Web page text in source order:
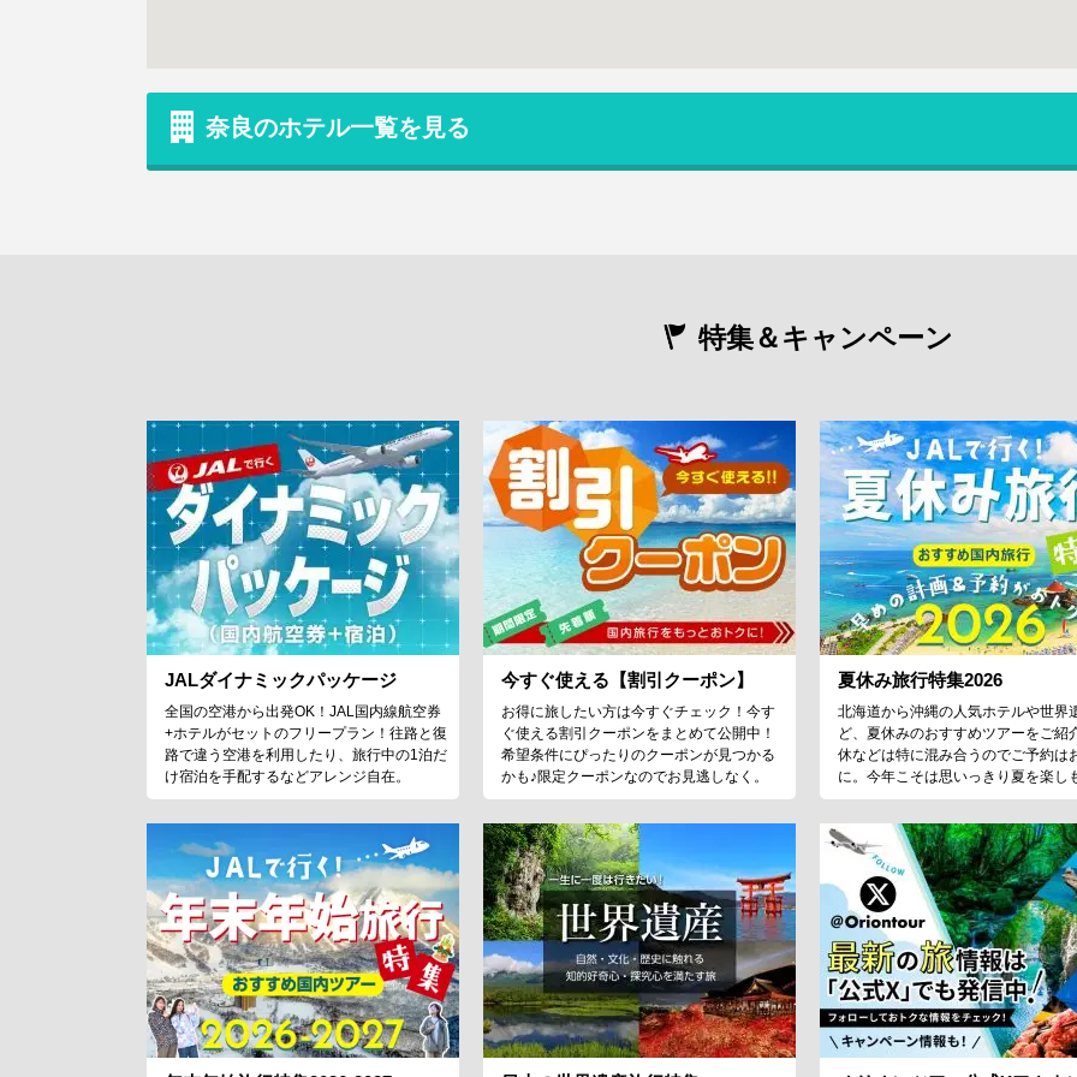
奈良のホテル一覧を見る
特集＆キャンペーン
JALダイナミックパッケージ
全国の空港から出発OK！JAL国内線航空券
+ホテルがセットのフリープラン！往路と復
路で違う空港を利用したり、旅行中の1泊だ
け宿泊を手配するなどアレンジ自在。
今すぐ使える【割引クーポン】
お得に旅したい方は今すぐチェック！今す
ぐ使える割引クーポンをまとめて公開中！
希望条件にぴったりのクーポンが見つかる
かも♪限定クーポンなのでお見逃しなく。
夏休み旅行特集2026
北海道から沖縄の人気ホテルや世界
ど、夏休みのおすすめツアーをご紹
休などは特に混み合うのでご予約は
に。今年こそは思いっきり夏を楽し